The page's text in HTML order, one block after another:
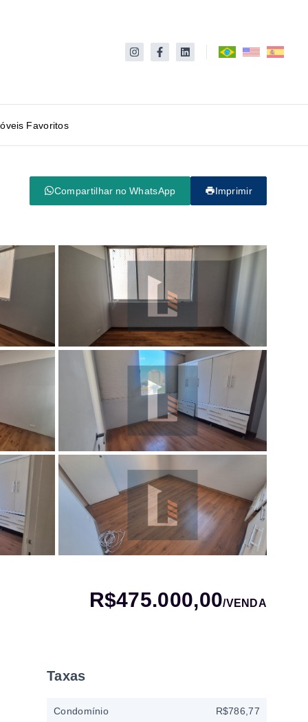
Favoritos
Compartilhar no WhatsApp Imprimir
R$475.000,00/VENDA
Taxas
Condomínio R$786,77